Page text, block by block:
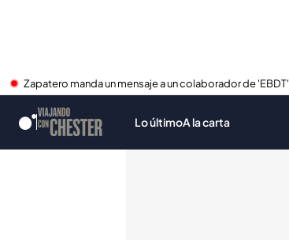
Zapatero manda un mensaje a un colaborador de 'EBDT'
Lo últimoA la carta